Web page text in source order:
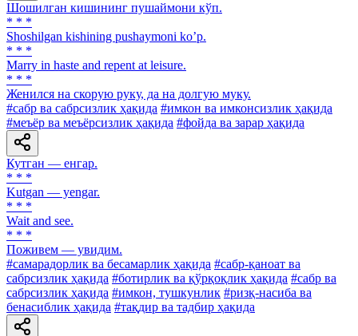
Шошилган кишининг пушаймони кўп.
* * *
Shoshilgan kishining pushaymoni koʼp.
* * *
Marry in haste and repent at leisure.
* * *
Женился на скорую руку, да на долгую муку.
#сабр ва сабрсизлик ҳақида #имкон ва имконсизлик ҳақида
#меъёр ва меъёрсизлик ҳақида #фойда ва зарар ҳақида
Кутган — енгар.
* * *
Kutgan — yengar.
* * *
Wait and see.
* * *
Поживем — увидим.
#самарадорлик ва бесамарлик ҳақида #сабр-қаноат ва
сабрсизлик ҳақида #ботирлик ва қўрқоқлик ҳақида #сабр ва
сабрсизлик ҳақида #имкон, тушкунлик #ризқ-насиба ва
бенасиблик ҳақида #тақдир ва тадбир ҳақида